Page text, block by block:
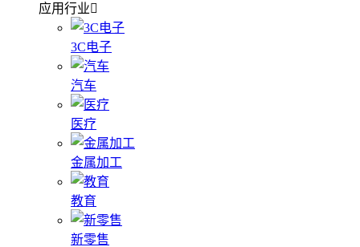
应用行业
3C电子
汽车
医疗
金属加工
教育
新零售